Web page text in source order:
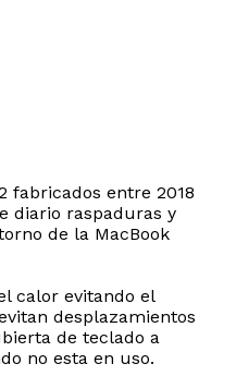
fabricados entre 2018
diario raspaduras y
de la MacBook
calor evitando el
desplazamientos
de teclado a
no esta en uso.